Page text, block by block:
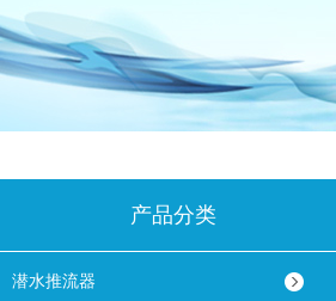
产品分类
潜水推流器